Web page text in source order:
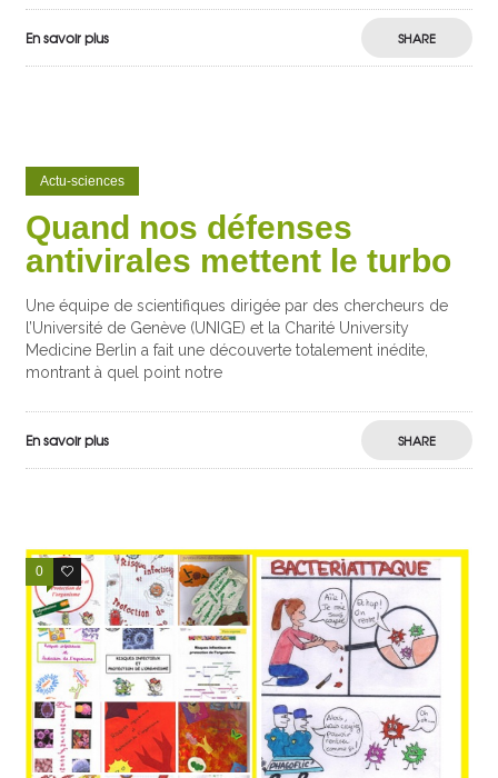
En savoir plus SHARE
Actu-sciences
Quand nos défenses
antivirales mettent le turbo
Une équipe de scientifiques dirigée par des chercheurs de
l’Université de Genève (UNIGE) et la Charité University
Medicine Berlin a fait une découverte totalement inédite,
montrant à quel point notre
En savoir plus SHARE
0 1